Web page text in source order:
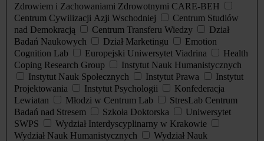
Zdrowiem i Zachowaniami Zdrowotnymi CARE-BEH
Centrum Cywilizacji Azji Wschodniej
Centrum Studiów
nad Demokracją
Centrum Transferu Wiedzy
Dział
Badań Naukowych
Dział Marketingu
Emotion
Cognition Lab
Europejski Uniwersytet Viadrina
Health
Coping Research Group
Instytut Nauk Humanistycznych
Instytut Nauk Społecznych
Instytut Prawa
Instytut
Projektowania
Instytut Psychologii
Konfederacja
Lewiatan
Młodzi w Centrum Lab
StresLab Centrum
Badań nad Stresem
Szkoła Doktorska
Uniwersytet
SWPS
Wydział Interdyscyplinarny w Krakowie
Wydział Nauk Humanistycznych
Wydział Nauk